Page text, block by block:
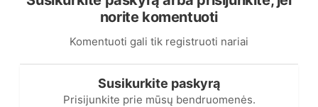
norite komentuoti
Komentuoti gali tik registruoti nariai
Susikurkite paskyrą
Prisijunkite prie mūsų bendruomenės.